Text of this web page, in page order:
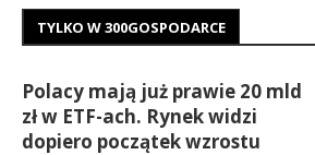
TYLKO W 300GOSPODARCE
Polacy mają już prawie 20 mld
zł w ETF-ach. Rynek widzi
dopiero początek wzrostu